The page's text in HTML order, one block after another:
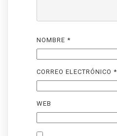
NOMBRE*
CORREO ELECTRÓNICO*
WEB